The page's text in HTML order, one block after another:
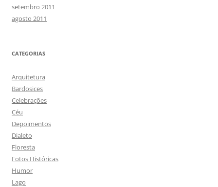
setembro 2011
agosto 2011
CATEGORIAS
Arquitetura
Bardosices
Celebrações
Céu
Depoimentos
Dialeto
Floresta
Fotos Históricas
Humor
Lago